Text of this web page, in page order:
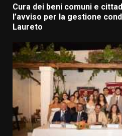
Cura dei beni comuni e
l’avviso per la gestione
Laureto